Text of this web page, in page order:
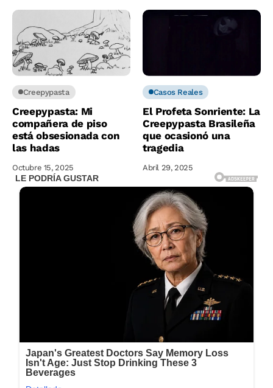
Creepypasta
Creepypasta: Mi
compañera de piso
está obsesionada con
las hadas
Octubre 15, 2025
Casos Reales
El Profeta Sonriente: La
Creepypasta Brasileña
que ocasionó una
tragedia
Abril 29, 2025